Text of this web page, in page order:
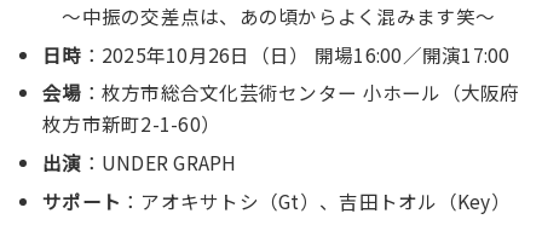
～中振の交差点は、あの頃からよく混みます笑～
日時 ：2025年10月26日（日） 開場16:00／開演17:00
会場 ：枚方市総合文化芸術センター 小ホール（大阪府
枚方市新町2-1-60）
出演 ：UNDER GRAPH
サポート ：アオキサトシ（Gt）、吉田トオル（Key）